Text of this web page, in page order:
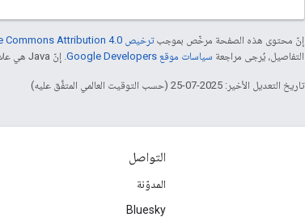
إنّ محتوى هذه الصفحة مرخّص بموجبترخيص Creative Commons Attribution 4.0‏
التفاصيل، يُرجى مراجعة سياسات موقع Google Developers‏ . إنّ Java هي علامة تجارية مسجَّلة لشركة Oracle و/أو شركائها التابعين.
تاريخ التعديل الأخير: 2025-07-25 (حسب التوقيت العالمي المتفَّق عليه)
التواصل
المدوّنة
Bluesky